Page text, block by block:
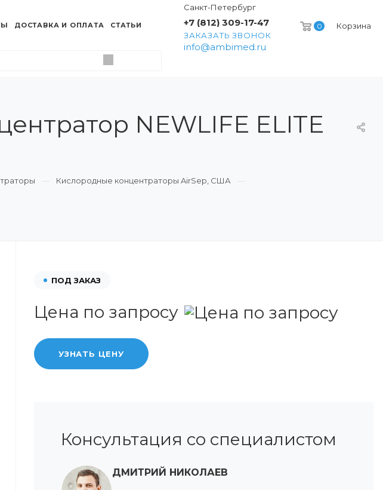
0 Корзина
Санкт-Петербург
+7 (812) 309-17-47
ЗАКАЗАТЬ ЗВОНОК
info@ambimed.ru
ДОСТАВКА И ОПЛАТА СТАТЬИ
NEWLIFE ELITE
Кислородные концентраторы AirSep, США
ПОД ЗАКАЗ
Цена по запросу
УЗНАТЬ ЦЕНУ
Консультация со специалистом
ДМИТРИЙ НИКОЛАЕВ